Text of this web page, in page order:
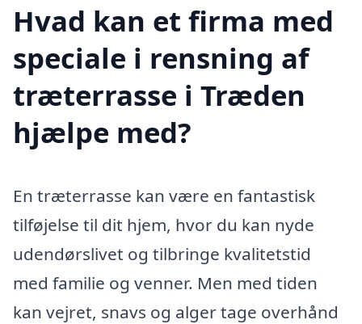
Hvad kan et firma med
speciale i rensning af
træterrasse i Træden
hjælpe med?
En træterrasse kan være en fantastisk
tilføjelse til dit hjem, hvor du kan nyde
udendørslivet og tilbringe kvalitetstid
med familie og venner. Men med tiden
kan vejret, snavs og alger tage overhånd